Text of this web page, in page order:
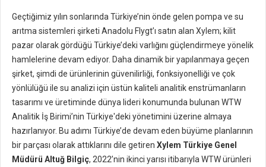
Geçtiğimiz yılın sonlarında Türkiye’nin önde gelen pompa ve su
arıtma sistemleri şirketi Anadolu Flygt’ı satın alan Xylem; kilit
pazar olarak gördüğü Türkiye’deki varlığını güçlendirmeye yönelik
hamlelerine devam ediyor. Daha dinamik bir yapılanmaya geçen
şirket, şimdi de ürünlerinin güvenilirliği, fonksiyonelliği ve çok
yönlülüğü ile su analizi için üstün kaliteli analitik enstrümanların
tasarımı ve üretiminde dünya lideri konumunda bulunan WTW
Analitik İş Birimi’nin Türkiye'deki yönetimini üzerine almaya
hazırlanıyor. Bu adımı Türkiye’de devam eden büyüme planlarının
bir parçası olarak attıklarını dile getiren Xylem Türkiye Genel
Müdürü Altuğ Bilgiç, 2022’nin ikinci yarısı itibarıyla WTW ürünleri